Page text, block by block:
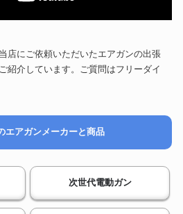
店にご依頼いただいたエアガンの出張
紹介しています。ご質問はフリーダイ
エアガンメーカーと商品
次世代電動ガン